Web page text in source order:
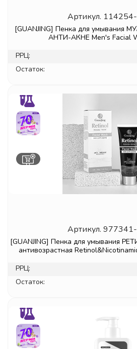
Артикул.
[GUANJING] Пенка для умывания
АНТИ-АКНЕ Men's Facial
РРЦ:
Остаток:
Артикул.
[GUANJING] Пенка для умывания
антивозрастная
РРЦ:
Остаток: